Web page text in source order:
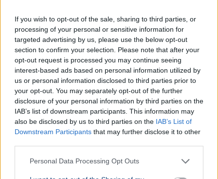
If you wish to opt-out of the sale, sharing to third parties, or
processing of your personal or sensitive information for
targeted advertising by us, please use the below opt-out
section to confirm your selection. Please note that after your
opt-out request is processed you may continue seeing
interest-based ads based on personal information utilized by
us or personal information disclosed to third parties prior to
your opt-out. You may separately opt-out of the further
disclosure of your personal information by third parties on the
IAB’s list of downstream participants. This information may
also be disclosed by us to third parties on the IAB’s List of
Downstream Participants that may further disclose it to other
Personal Data Processing Opt Outs
Szinte ugyan annyit fizetünk az
élelmiszerért, mint bárhol az EU-ban, a
fizetések viszont az átlag felét sem érik
el
A GKI szerint 2025-re a magyar élelmiszerárak az
uniós átlag 95 százalékát érték el, míg a bérek
csak 49 százalékon állnak. A szolgáltatások ára
viszo...
Ajánljuk még
SZÓRAKOZÁS 2026. augusztus 2.
Megtartják a Szigetet, a szervezők szerint
nem jelent terhelést az energiahálózatnak a